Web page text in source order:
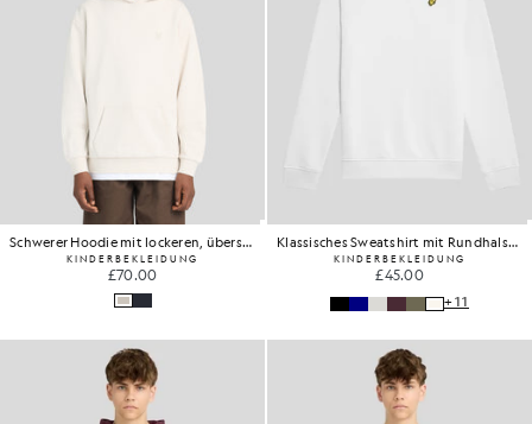
Schwerer Hoodie mit lockeren, überschnittenen Schultern
KINDERBEKLEIDUNG
£70.00
Klassisches Sweatshirt mit Rundhalsausschnitt
KINDERBEKLEIDUNG
£45.00
+11